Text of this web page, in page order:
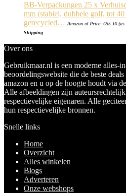
BB-Verpackungen 25 x
mm (stabiel, dubbele golf, tot 40
gerecycled… Amazon.nl Price: €55.10 (as
Shipping
Over ons
Gebruikmaar.nl is een moderne alles-
beoordelingswebsite die de beste
amazon en u op de hoogte houdt via
Alle afbeeldingen zijn
respectievelijke eigenaren. Alle
hun respectievelijke bronnen.
Snelle links
Home
Overzicht
Alles winkelen
Blogs
Adverteren
Onze webshops